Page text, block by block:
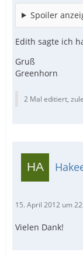
Spoiler
Edith sagte ich
Gruß
Greenhorn
2 Mal editiert,
15. April 2012 um
Vielen Dank!